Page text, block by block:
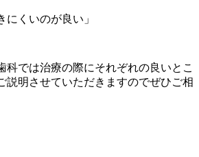
くいのが良い」
科では治療の際にそれぞれの良いとこ
説明させていただきますのでぜひご相